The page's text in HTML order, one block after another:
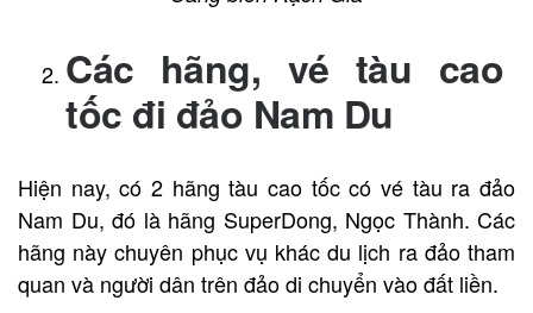
Các hãng, vé tàu cao
tốc đi đảo Nam Du
Hiện nay, có 2 hãng tàu cao tốc có vé tàu ra đảo
Nam Du, đó là hãng SuperDong, Ngọc Thành. Các
hãng này chuyên phục vụ khác du lịch ra đảo tham
quan và người dân trên đảo di chuyển vào đất liền.